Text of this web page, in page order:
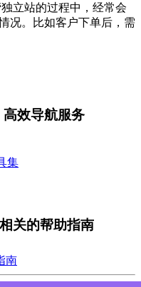
立站的过程中，经常会
况。比如客户下单后，需
效导航服务
集
关的帮助指南
南